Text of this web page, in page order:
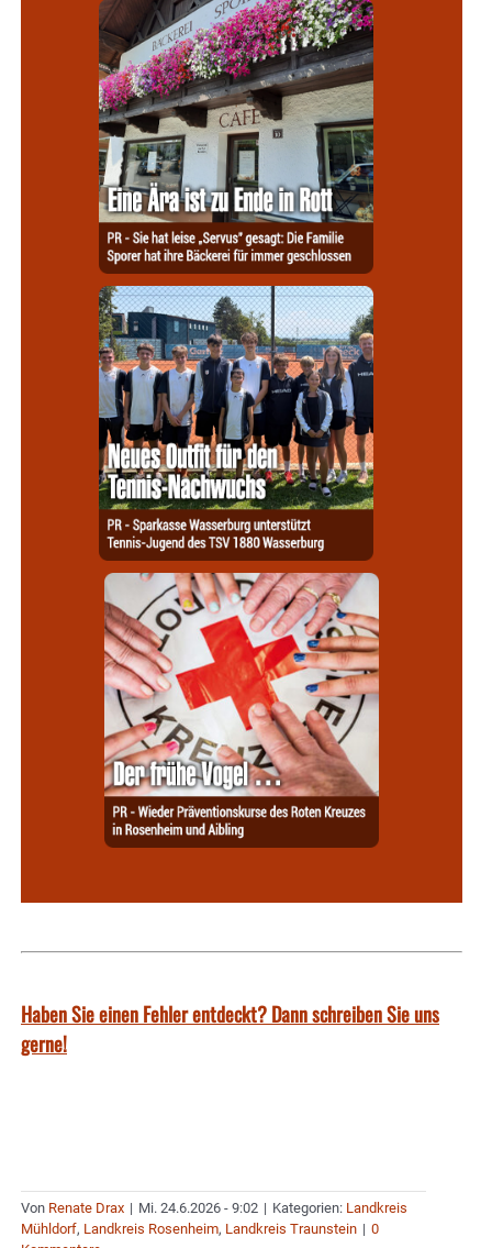
Haben Sie einen Fehler entdeckt? Dann schreiben Sie uns
gerne!
Von Renate Drax | Mi. 24.6.2026 - 9:02 | Kategorien: Landkreis
Mühldorf, Landkreis Rosenheim, Landkreis Traunstein | 0